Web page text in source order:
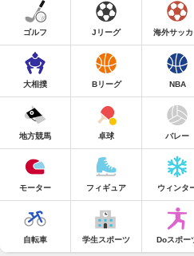
ゴルフ Jリーグ 海外サッ
大相撲 Bリーグ NBA
地方競馬 卓球 バレー
モーター フィギュア ウィンタ
自転車 学生スポーツ Doスポー